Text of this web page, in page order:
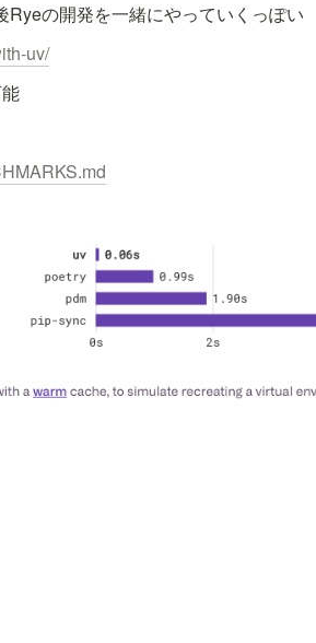
の開発を一緒にやっていくっぽい
uv/